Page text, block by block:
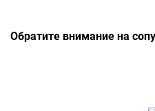
Обратите внимание на